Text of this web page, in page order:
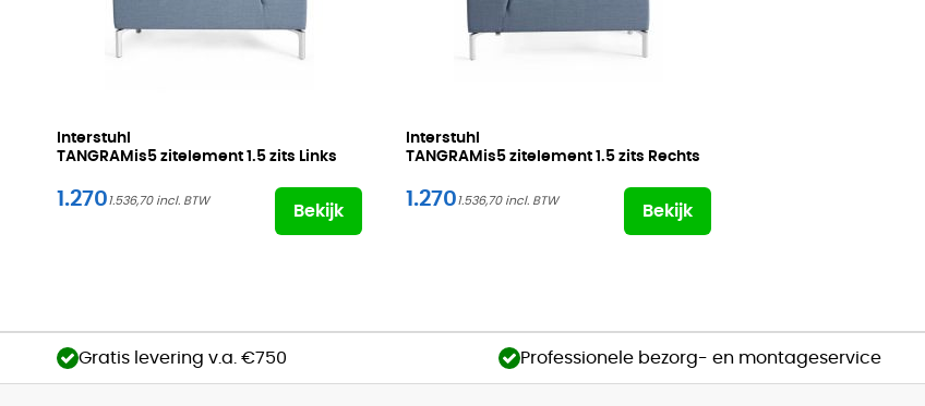
Interstuhl
TANGRAMis5 zitelement 1.5 zits Links
1.2701.536,70
Bekijk
Interstuhl
TANGRAMis5 zitelement 1.5 zits Rechts
1.2701.536,70
Bekijk
Gratis levering v.a. €750 Professionele bezorg- en montageservice